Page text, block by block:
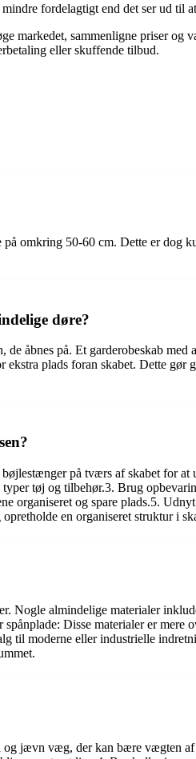
fordelagtigt end det ser ud til
markedet, sammenligne priser
eller skuffende tilbud.
omkring 50-60 cm. Dette er dog
døre?
åbnes på. Et garderobeskab
plads foran skabet. Dette gør
på tværs af skabet for
tøj og tilbehør.3. Brug
organiseret og spare plads.5.
en organiseret struktur i
Nogle almindelige materialer
Disse materialer er mere
moderne eller industrielle
jævn væg, der kan bære vægten